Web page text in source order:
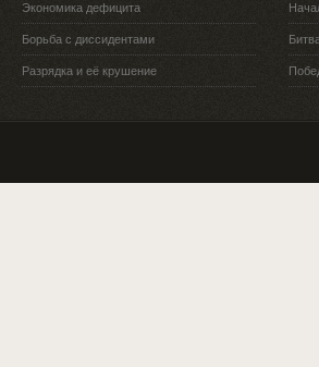
Экономика дефицита
Борьба с диссидентами
Разрядка и её крушение